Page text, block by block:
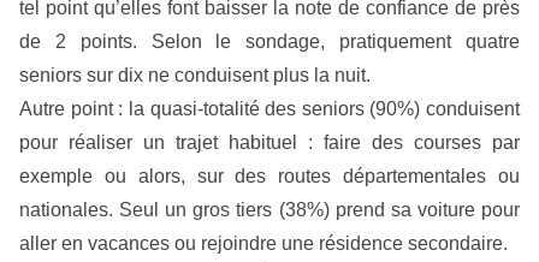
tel point qu’elles font baisser la note de confiance de près
de 2 points. Selon le sondage, pratiquement quatre
seniors sur dix ne conduisent plus la nuit.
Autre point : la quasi-totalité des seniors (90%) conduisent
pour réaliser un trajet habituel : faire des courses par
exemple ou alors, sur des routes départementales ou
nationales. Seul un gros tiers (38%) prend sa voiture pour
aller en vacances ou rejoindre une résidence secondaire.